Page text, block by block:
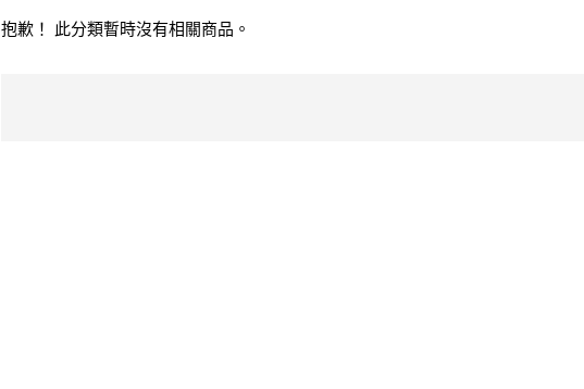
抱歉！ 此分類暫時沒有相關商品。